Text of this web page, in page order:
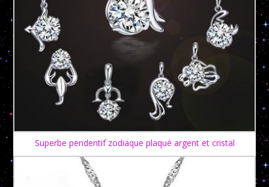
Superbe pendentif zodiaque plaqué argent et cristal